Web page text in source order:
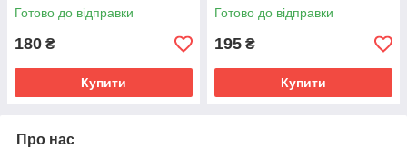
Готово до відправки
180 ₴
Купити
Готово до відправки
195 ₴
Купити
Про нас